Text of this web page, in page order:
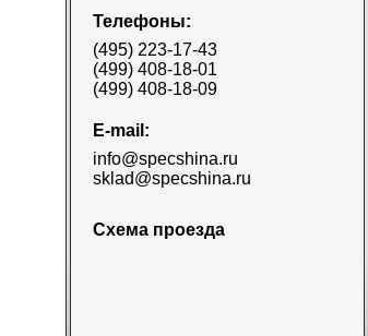
Шина 17.5-25 28PR
E-3/L-3 TT Naaats
Цена 48000 руб.
Шина 18.4-26 12PR
Телефоны:
(495) 223-17-43
(499) 408-18-01
(499) 408-18-09
E-mail:
info@specshina.ru
sklad@specshina.ru
Схема проезда